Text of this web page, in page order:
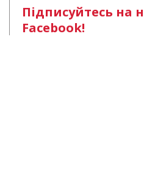
Підписуйтесь на
Facebook!